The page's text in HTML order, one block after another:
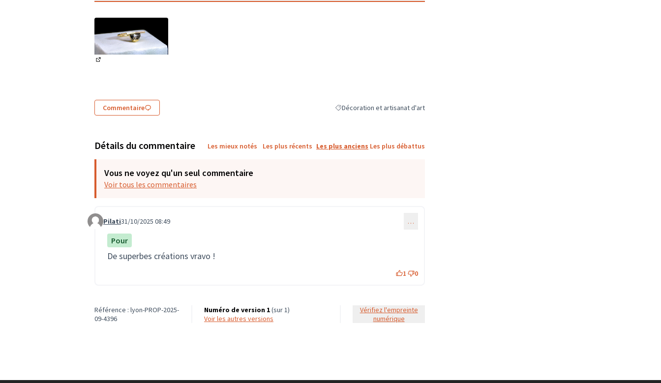
Commentaire Filtrer les résultats de la catégorie : Décoration et artisanat d'art
Décoration et artisanat d'art
Détails du commentaire Les mieux notés Les plus récents Les plus anciens Les plus débattus
Vous ne voyez qu'un seul commentaire
Voir tous les commentaires
Commentaire 4038
Pilati31/10/2025 08:49 …
Pour
De superbes créations vravo !
1 0
Référence : lyon-PROP-2025-
09-4396
Numéro de version 1(sur 1)
voir les autres versions
Vérifiez l'empreinte
numérique